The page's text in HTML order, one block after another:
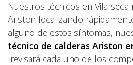
Nuestros técnicos en Vila-seca
Ariston localizando
alguno de estos síntomas,
técnico de calderas Ariston
revisará cada uno de los